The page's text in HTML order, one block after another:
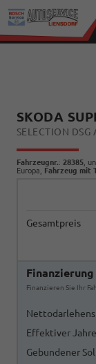
SKODA
SELECTION
Fahrzeugnr.: 28385 ,
Europa, Fahrzeug mit
Gesamtpreis
Finanzierung
Finanzieren Sie Ihr
Effektiver
Gebundener